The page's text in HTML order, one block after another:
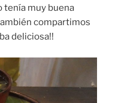
tenía muy buena
compartimos
deliciosa!!